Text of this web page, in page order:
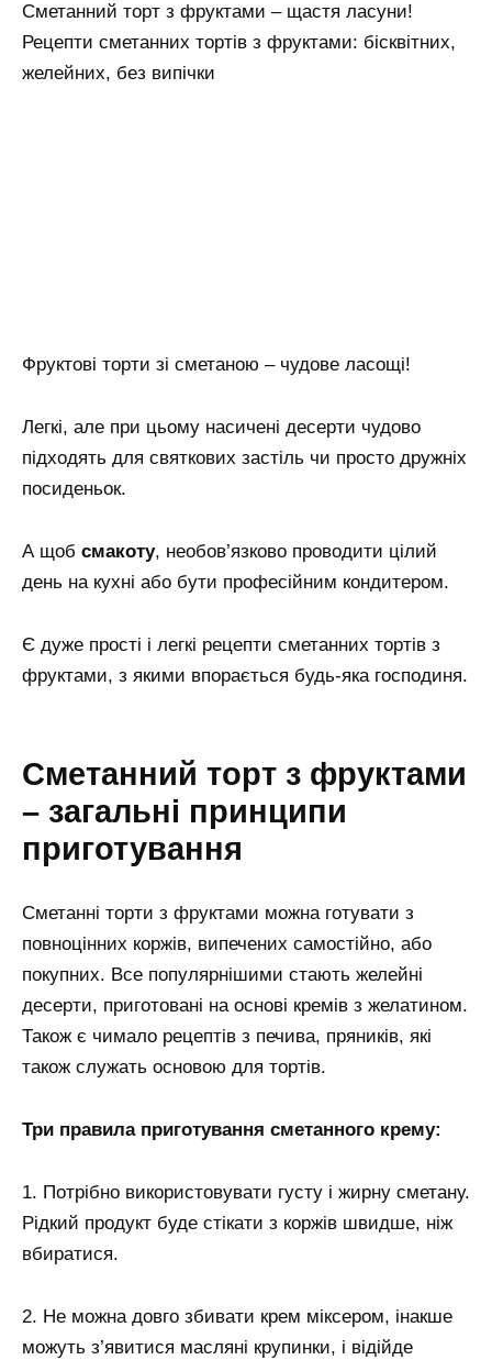
Сметанний торт з фруктами – щастя ласуни!
Рецепти сметанних тортів з фруктами: бісквітних,
желейних, без випічки
Фруктові торти зі сметаною – чудове ласощі!
Легкі, але при цьому насичені десерти чудово
підходять для святкових застіль чи просто дружніх
посиденьок.
А щоб смакоту, необов’язково проводити цілий
день на кухні або бути професійним кондитером.
Є дуже прості і легкі рецепти сметанних тортів з
фруктами, з якими впорається будь-яка господиня.
Сметанний торт з фруктами
– загальні принципи
приготування
Сметанні торти з фруктами можна готувати з
повноцінних коржів, випечених самостійно, або
покупних. Все популярнішими стають желейні
десерти, приготовані на основі кремів з желатином.
Також є чимало рецептів з печива, пряників, які
також служать основою для тортів.
Три правила приготування сметанного крему:
1. Потрібно використовувати густу і жирну сметану.
Рідкий продукт буде стікати з коржів швидше, ніж
вбиратися.
2. Не можна довго збивати крем міксером, інакше
можуть з’явитися масляні крупинки, і відійде